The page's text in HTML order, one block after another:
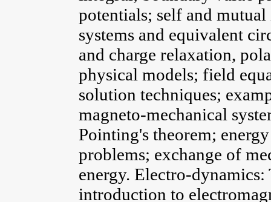
potentials; self and
systems and equivalent
and charge relaxation,
physical models; field
solution techniques;
magneto-mechanical
Pointing's theorem;
problems; exchange of
energy. Electro-dynamics:
introduction to